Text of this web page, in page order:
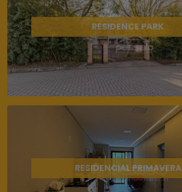
RESIDENCE PARK
RESIDENCIAL PRIMAVERA